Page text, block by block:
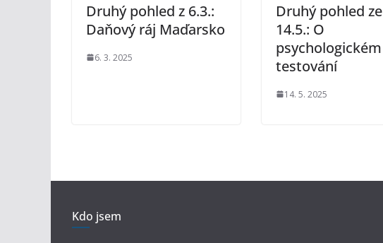
Druhý pohled z 6.3.:
Daňový ráj Maďarsko
6. 3. 2025
Druhý pohled ze
14.5.: O
psychologickém
testování
14. 5. 2025
Kdo jsem